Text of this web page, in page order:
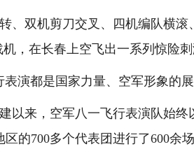
双机剪刀交叉、四机编队横滚
，在长春上空飞出一系列惊险刺
都是国家力量、空军形象的展
来，空军八一飞行表演队始终
区的700多个代表团进行了600余